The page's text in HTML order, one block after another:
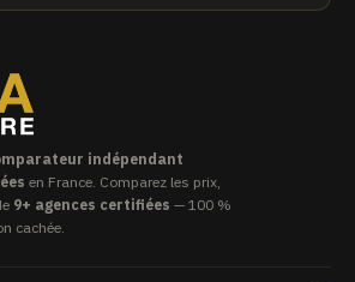
indépendant
en France. Comparez les prix,
9+ agences certifiées — 100 %
cachée.